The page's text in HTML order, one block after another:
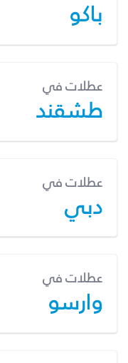
باكو
عطلات في
طشقند
عطلات في
دبي
عطلات في
وارسو